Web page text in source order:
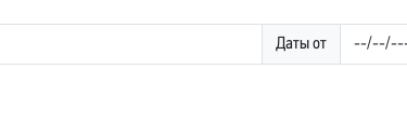
Даты от